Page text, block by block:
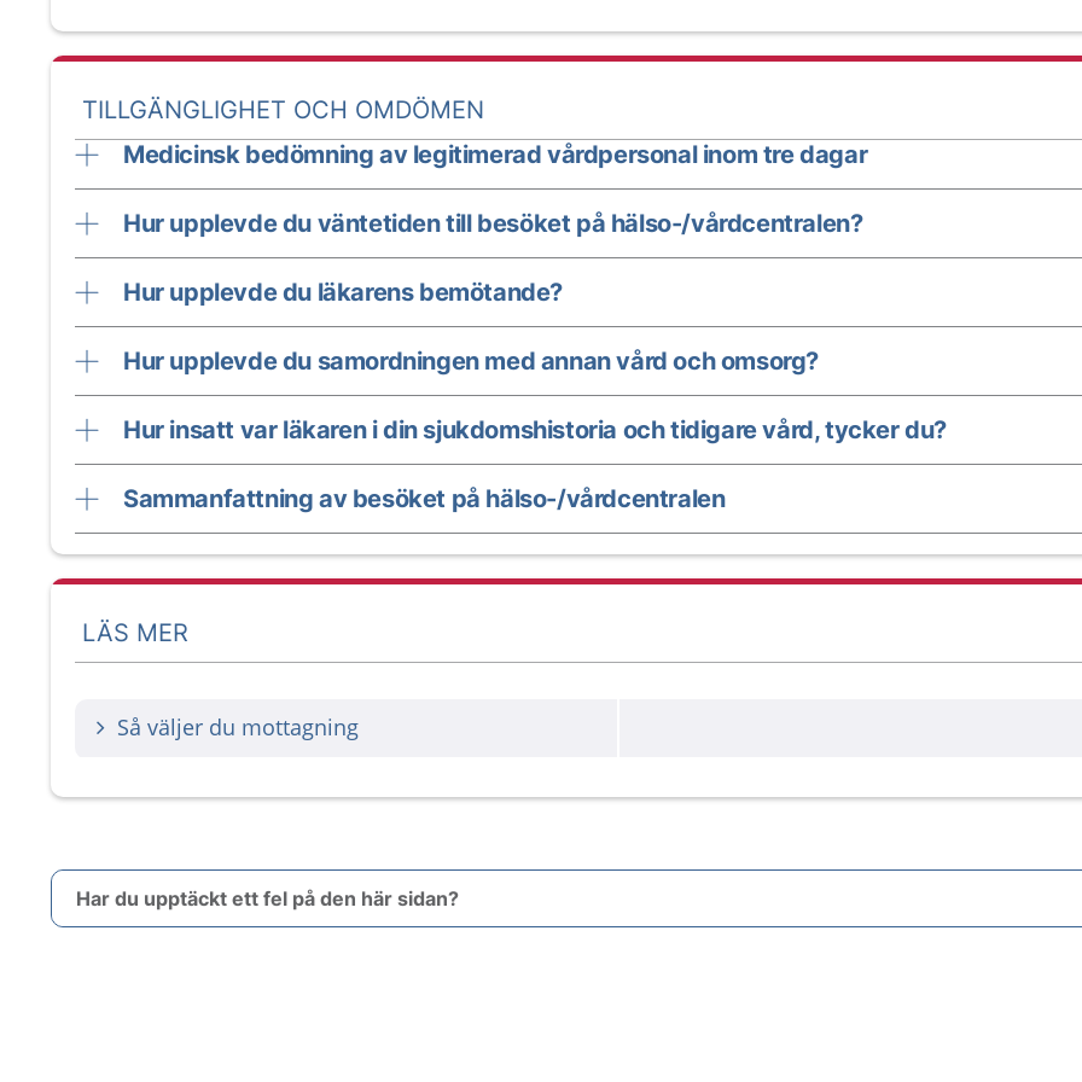
TILLGÄNGLIGHET OCH OMDÖMEN
Medicinsk bedömning av legitimerad vårdpersonal inom tre dagar
Hur upplevde du väntetiden till besöket på hälso-/vårdcentralen?
Hur upplevde du läkarens bemötande?
Hur upplevde du samordningen med annan vård och omsorg?
Hur insatt var läkaren i din sjukdomshistoria och tidigare vård, tycker du?
Sammanfattning av besöket på hälso-/vårdcentralen
LÄS MER
Så väljer du mottagning
Har du upptäckt ett fel på den här sidan?